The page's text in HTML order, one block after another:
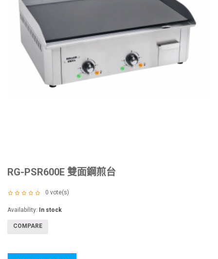
RG-PSR600E 雙面鋼煎台
0 vote(s)
Availability: In stock
COMPARE